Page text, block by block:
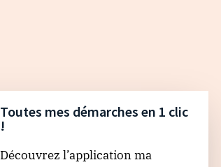
Toutes mes démarches en 1 clic
!
Découvrez l’application ma